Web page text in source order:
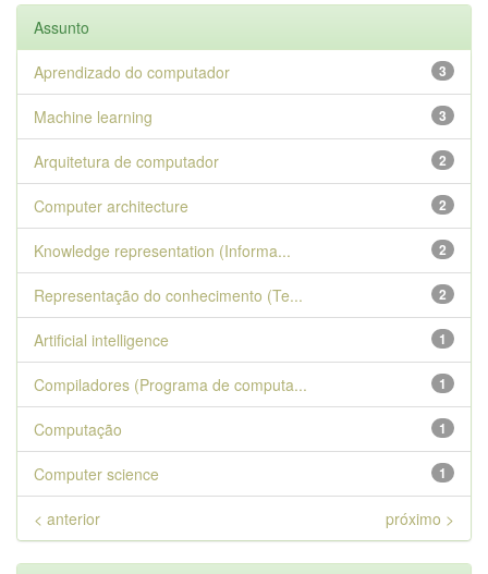
Assunto
3
Aprendizado do computador
3
Machine learning
2
Arquitetura de computador
2
Computer architecture
2
Knowledge representation (Informa...
2
Representação do conhecimento (Te...
1
Artificial intelligence
1
Compiladores (Programa de computa...
1
Computação
1
Computer science
< anterior próximo >